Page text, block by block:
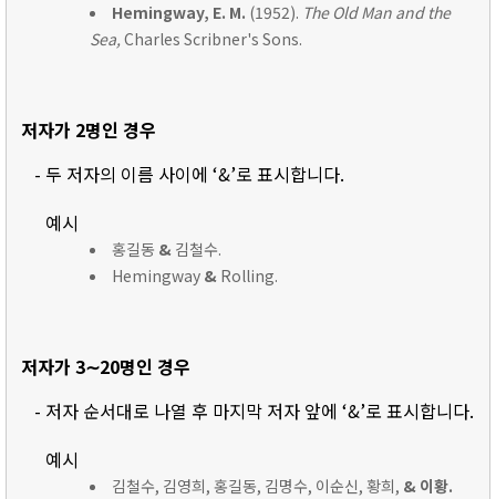
Hemingway, E. M. (1952). The Old Man and the
Sea,Charles Scribner's Sons.
저자가 2명인 경우
- 두 저자의 이름 사이에 ‘&’로 표시합니다.
예시
홍길동 & 김철수.
Hemingway & Rolling.
저자가 3∼20명인 경우
- 저자 순서대로 나열 후 마지막 저자 앞에 ‘&’로 표시합니다.
예시
김철수, 김영희, 홍길동, 김명수, 이순신, 황희, & 이황.